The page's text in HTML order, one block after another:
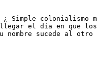
Simple colonialismo
llegar el día en que
nombre sucede al